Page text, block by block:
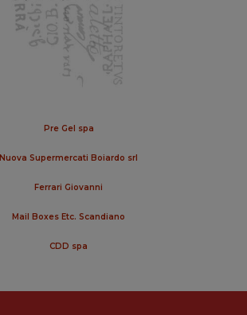
Pre Gel spa
Nuova Supermercati Boiardo srl
Ferrari Giovanni
Mail Boxes Etc. Scandiano
CDD spa